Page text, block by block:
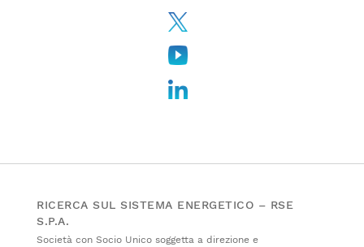
RICERCA SUL SISTEMA ENERGETICO – RSE
S.P.A.
Società con Socio Unico soggetta a direzione e